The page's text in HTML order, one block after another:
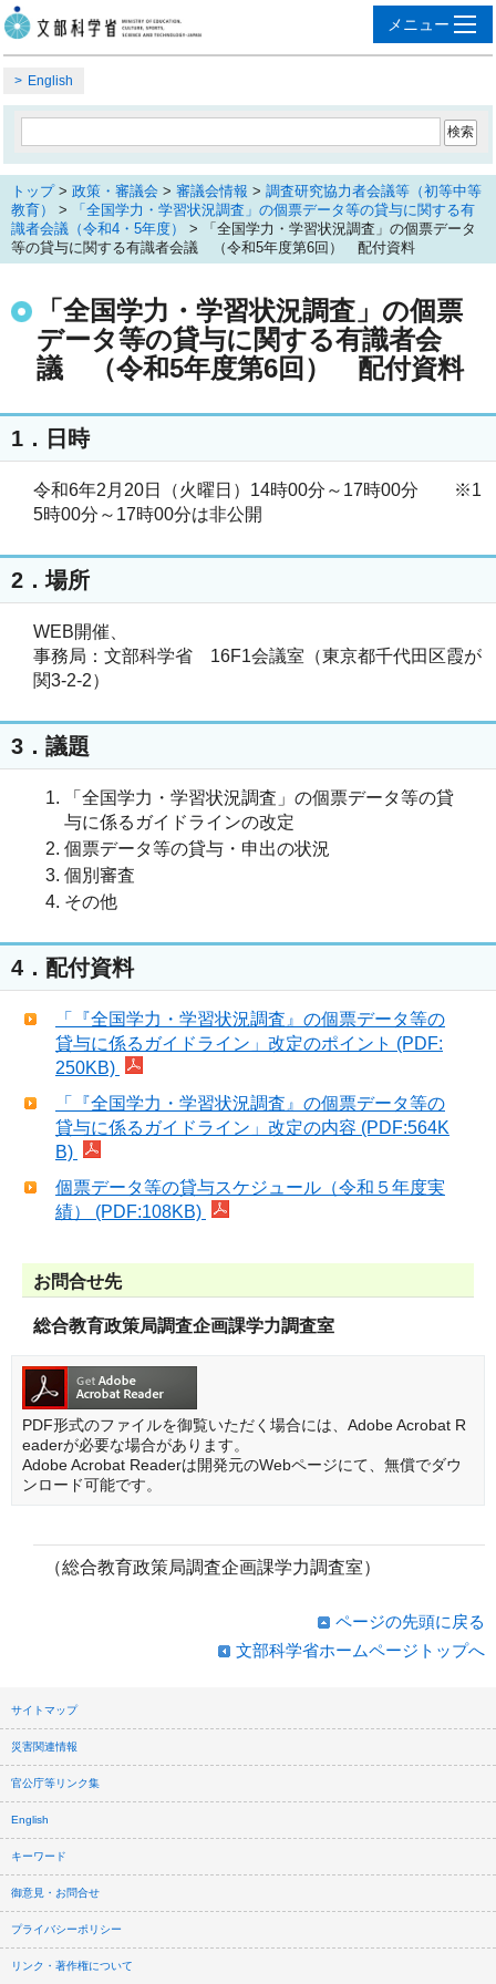
English
トップ> 政策・審議会 > 審議会情報 > 調査研究協力者会議等（初等中等
教育）
>
「全国学力・学習状況調査」の個票データ等の貸与に関する有
識者会議（令和4・5年度）
> 「全国学力・学習状況調査」の個票データ
等の貸与に関する有識者会議 （令和5年度第6回） 配付資料
「全国学力・学習状況調査」の個票
データ等の貸与に関する有識者会
議 （令和5年度第6回） 配付資料
1．日時
令和6年2月20日（火曜日）14時00分～17時00分 ※1
5時00分～17時00分は非公開
2．場所
WEB開催、
事務局：文部科学省 16F1会議室（東京都千代田区霞が
関3-2-2）
3．議題
「全国学力・学習状況調査」の個票データ等の貸
与に係るガイドラインの改定
個票データ等の貸与・申出の状況
個別審査
その他
4．配付資料
「『全国学力・学習状況調査』の個票データ等の
貸与に係るガイドライン」改定のポイント (PDF:
250KB)
「『全国学力・学習状況調査』の個票データ等の
貸与に係るガイドライン」改定の内容 (PDF:564K
B)
個票データ等の貸与スケジュール（令和５年度実
績） (PDF:108KB)
お問合せ先
総合教育政策局調査企画課学力調査室
PDF形式のファイルを御覧いただく場合には、Adobe Acrobat R
eaderが必要な場合があります。
Adobe Acrobat Readerは開発元のWebページにて、無償でダウ
ンロード可能です。
（総合教育政策局調査企画課学力調査室）
ページの先頭に戻る
文部科学省ホームページトップへ
サイトマップ
災害関連情報
官公庁等リンク集
English
キーワード
御意見・お問合せ
プライバシーポリシー
リンク・著作権について